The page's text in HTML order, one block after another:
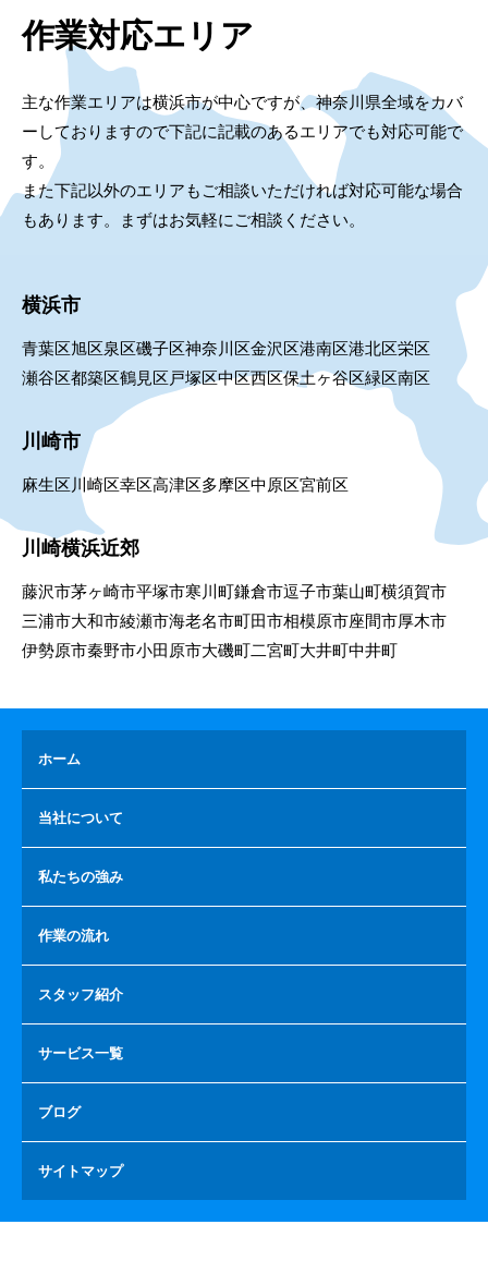
作業対応エリア
主な作業エリアは横浜市が中心ですが、神奈川県全域をカバ
ーしておりますので下記に記載のあるエリアでも対応可能で
す。
また下記以外のエリアもご相談いただければ対応可能な場合
もあります。まずはお気軽にご相談ください。
横浜市
青葉区旭区泉区磯子区神奈川区金沢区港南区港北区栄区
瀬谷区都築区鶴見区 戸塚区中区西区保土ヶ谷区緑区南区
川崎市
麻生区 川崎区幸区高津区多摩区中原区宮前区
川崎横浜近郊
藤沢市茅ヶ崎市平塚市寒川町鎌倉市逗子市葉山町横須賀市
三浦市大和市綾瀬市海老名市町田市相模原市座間市厚木市
伊勢原市秦野市小田原市大磯町二宮町大井町中井町
ホーム
当社について
私たちの強み
作業の流れ
スタッフ紹介
サービス一覧
ブログ
サイトマップ